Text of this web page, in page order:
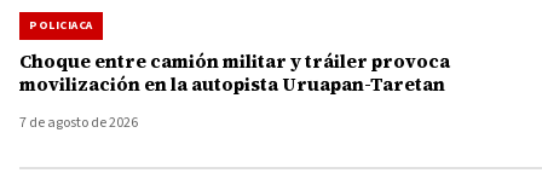
POLICIACA
Choque entre camión militar y tráiler provoca
movilización en la autopista Uruapan-Taretan
7 de agosto de 2026